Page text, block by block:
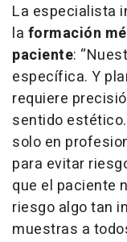
La especialista
la formación
paciente:
específica. Y
requiere
sentido
solo en
para evitar
que el paciente
riesgo algo tan
muestras a